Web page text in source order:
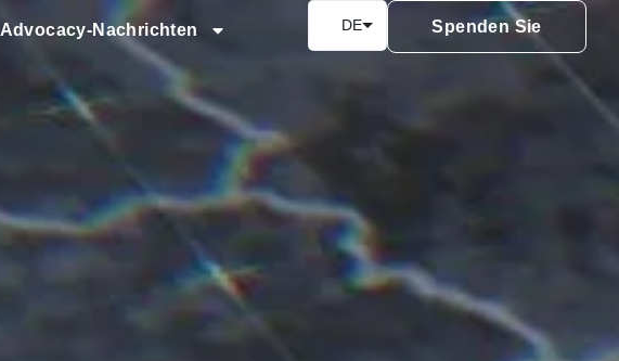
Advocacy-Nachrichten DE Spenden Sie